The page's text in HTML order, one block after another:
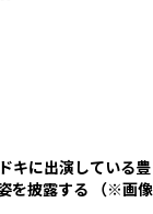
キに出演している豊
を披露する （※画像